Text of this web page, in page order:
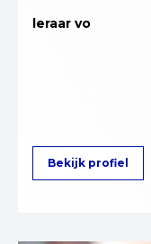
leraar vo
Bekijk profiel